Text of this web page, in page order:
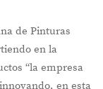
de Pinturas
en la
“la empresa
en esta